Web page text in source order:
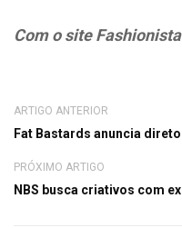
Com o site
ARTIGO ANTERIOR
Fat Bastards anuncia
PRÓXIMO ARTIGO
NBS busca criativos com